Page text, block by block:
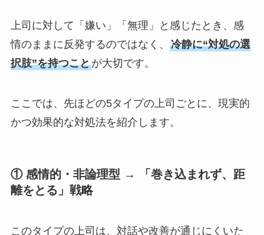
上司に対して「嫌い」「無理」と感じたとき、感
情のままに反発するのではなく、 冷静に“対処の選
択肢”を持つことが大切です。
ここでは、先ほどの5タイプの上司ごとに、現実的
かつ効果的な対処法を紹介します。
① 感情的・非論理型 → 「巻き込まれず、距
離をとる」戦略
このタイプの上司は、対話や改善が通じにくいた